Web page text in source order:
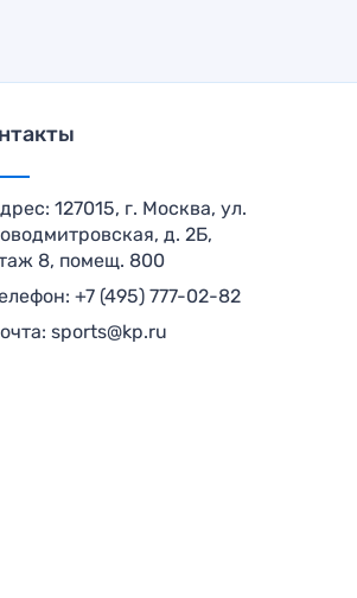
127015, г. Москва, ул.
д. 2Б,
8, помещ. 800
+7 (495) 777-02-82
sports@kp.ru